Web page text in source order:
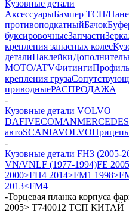
Кузовные детали
АксессуарыБампер ТСП/
противоподкатныйБачок
буксировочныеЗапчасти
крепления запасных колес
деталиНаклейки
MOTO/ATVФитинги
крепления груза
приводныеРАСПРОДАЖА
-
Кузовные детали VOLVO
DAFIVECOMANMERCEDES
автоSCANIAVOLVO
-
Кузовные детали FH3 (2005-
VN/VNLF (1977-1994)FE
2000>FH4 2014>FM1 1998>
2013<FM4
-Торцевая планка корпуса
2005> T740012 ТСП КИТАЙ